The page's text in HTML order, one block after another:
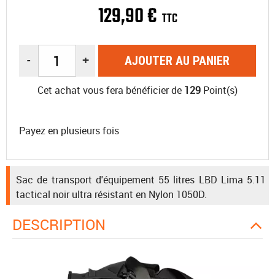
129,90€ TTC
- + AJOUTER AU PANIER
Cet achat vous fera bénéficier de 129 Point(s)
Payez en plusieurs fois
Sac de transport d'équipement 55 litres LBD Lima 5.11
tactical noir ultra résistant en Nylon 1050D.
DESCRIPTION